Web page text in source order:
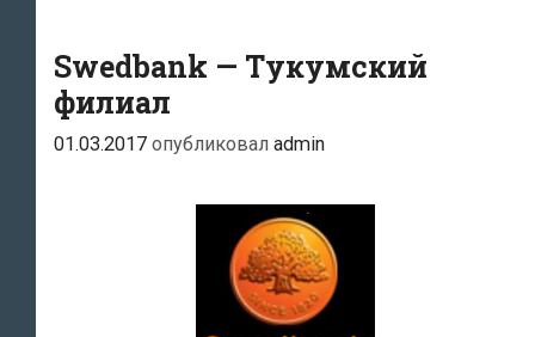
Swedbank — Тукумский
филиал
01.03.2017 опубликовал admin